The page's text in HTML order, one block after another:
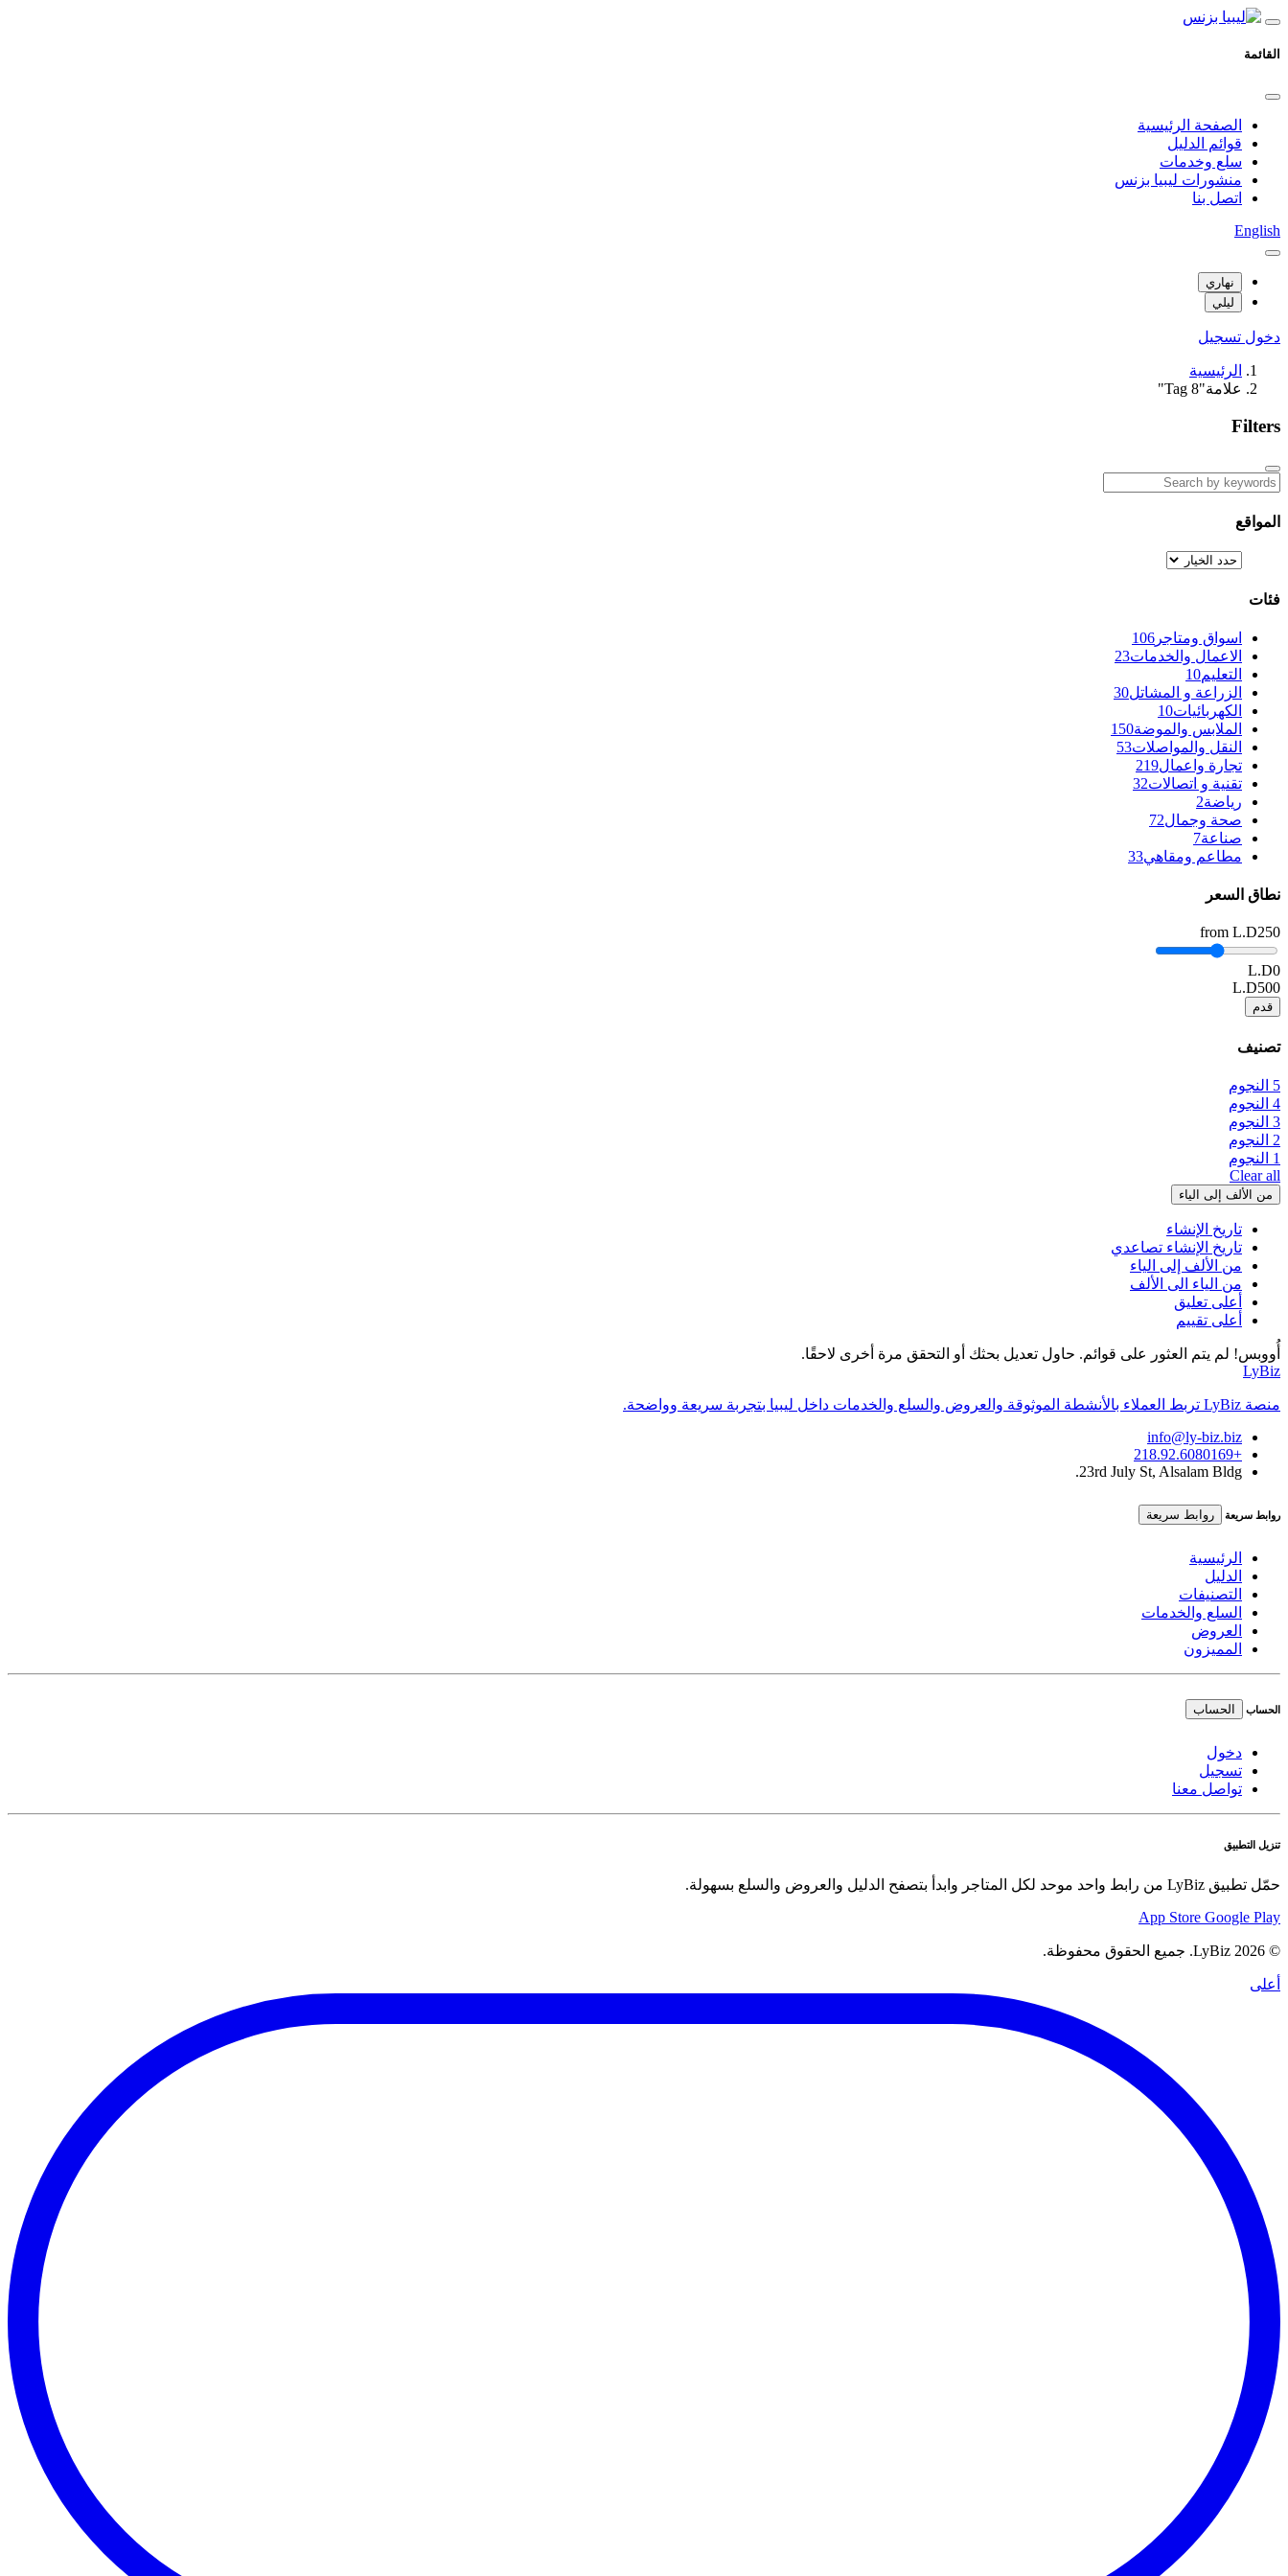
القائمة
الصفحة الرئيسية
قوائم الدليل
سلع وخدمات
منشورات ليبيا بزنس
اتصل بنا
English
نهاري
ليلي
دخول تسجيل
الرئيسية
علامة"Tag 8"
Filters
المواقع
فئات
اسواق ومتاجر 106
الاعمال والخدمات23
التعليم10
الزراعة و المشاتل30
الكهربائيات10
الملابس والموضة150
النقل والمواصلات53
تجارة واعمال219
تقنية و اتصالات32
رياضة2
صحة وجمال72
صناعة7
مطاعم ومقاهي33
نطاق السعر
from L.D250
L.D0
L.D500
قدم
تصنيف
5 النجوم
4 النجوم
3 النجوم
2 النجوم
1 النجوم
Clear all
من الألف إلى الياء
تاريخ الإنشاء
تاريخ الإنشاء تصاعدي
من الألف إلى الياء
من الياء الى الألف
أعلى تعليق
أعلى تقييم
أُووبس! لم يتم العثور على قوائم. حاول تعديل بحثك أو التحقق مرة أخرى لاحقًا.
LyBiz
منصة LyBiz تربط العملاء بالأنشطة الموثوقة والعروض والسلع والخدمات داخل ليبيا بتجربة سريعة وواضحة.
info@ly-biz.biz
+218.92.6080169
23rd July St, Alsalam Bldg.
روابط سريعة روابط سريعة
الرئيسية
الدليل
التصنيفات
السلع والخدمات
العروض
المميزون
الحساب الحساب
دخول
تسجيل
تواصل معنا
تنزيل التطبيق
حمّل تطبيق LyBiz من رابط واحد موحد لكل المتاجر وابدأ بتصفح الدليل والعروض والسلع بسهولة.
App Store Google Play
© 2026 LyBiz. جميع الحقوق محفوظة.
أعلى